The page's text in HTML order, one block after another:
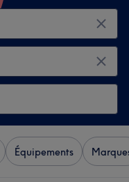
Équipements